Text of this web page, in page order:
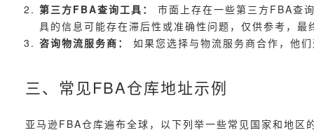
第三方FBA查询工具：
市面上存在一些第三方FBA查
具的信息可能存在滞后性或准确性问题，仅供参考，最
咨询物流服务商：
如果您选择与物流服务商合作，他
三、常见FBA仓库地址示例
亚马逊FBA仓库遍布全球，以下列举一些常见国家和地区